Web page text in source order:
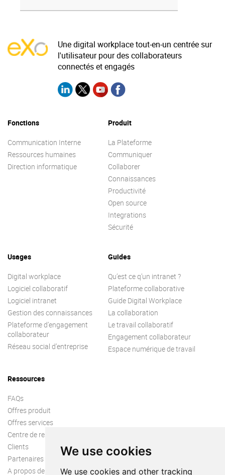
We use cookies
We use cookies and other tracking
Une digital workplace tout-en-un centrée sur
l'utilisateur pour des collaborateurs
connectés et engagés
Fonctions
Communication Interne
Ressources humaines
Direction informatique
Produit
La Plateforme
Communiquer
Collaborer
Connaissances
Productivité
Open source
Integrations
Sécurité
Usages
Digital workplace
Logiciel collaboratif
Logiciel intranet
Gestion des connaissances
Plateforme d’engagement
collaborateur
Réseau social d’entreprise
Guides
Qu’est ce q’un intranet ?
Plateforme collaborative
Guide Digital Workplace
La collaboration
Le travail collaboratif
Engagement collaborateur
Espace numérique de travail
Ressources
FAQs
Offres produit
Offres services
Centre de ressources
Clients
Partenaires
A propos de nous